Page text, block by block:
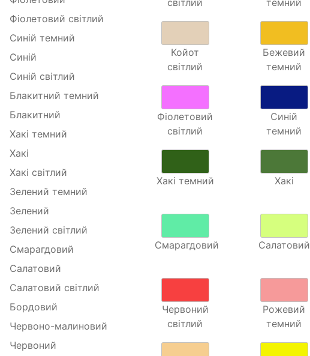
Фіолетовий світлий
Синій темний
Синій
Синій світлий
Блакитний темний
Блакитний
Хакі темний
Хакі
Хакі світлий
Зелений темний
Зелений
Зелений світлий
Смарагдовий
Салатовий
Салатовий світлий
Бордовий
Червоно-малиновий
Червоний
Койот
світлий
Бежевий
темний
Фіолетовий
світлий
Синій
темний
Хакі темний Хакі
Смарагдовий Салатовий
Червоний
світлий
Рожевий
темний